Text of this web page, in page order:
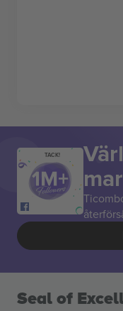
TACK!
Seal of